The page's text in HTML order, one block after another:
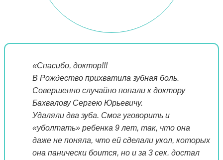
«Спасибо, доктор!!!
В Рождество прихватила зубная боль.
Совершенно случайно попали к доктору
Бахвалову Сергею Юрьевичу.
Удаляли два зуба. Смог уговорить и
«уболтать» ребенка 9 лет, так, что она
даже не поняла, что ей сделали укол, которых
она панически боится, но и за 3 сек. достал